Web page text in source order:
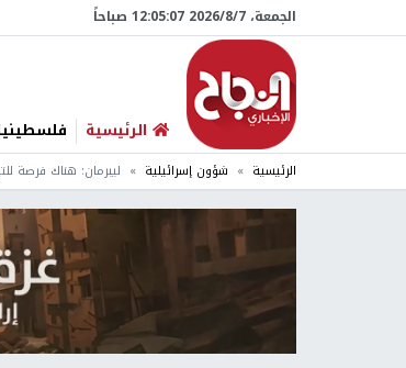
الجمعة، 7/‏8/‏2026 12:05:08 صباحاً
الرئيسية
الرئيسية شؤون إسرائيلية ليبرمان: هناك فرصة